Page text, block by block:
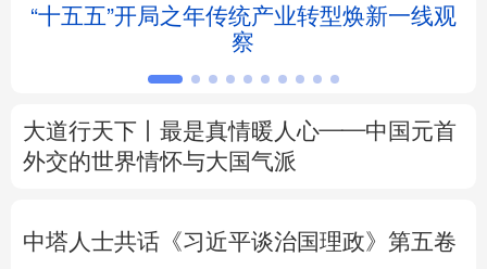
四川 贵州 云南
“十五五”开局之年传统产业转型焕新一线观
察
大道行天下丨最是真情暖人心——中国元首
外交的世界情怀与大国气派
中塔人士共话《习近平谈治国理政》第五卷